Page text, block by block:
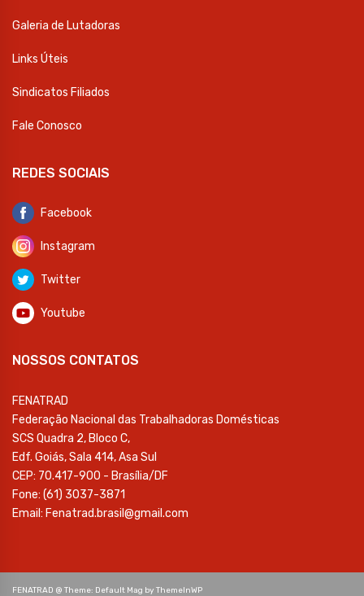
Galeria de Lutadoras
Links Úteis
Sindicatos Filiados
Fale Conosco
REDES SOCIAIS
Facebook
Instagram
Twitter
Youtube
NOSSOS CONTATOS
FENATRAD
Federação Nacional das Trabalhadoras Domésticas
SCS Quadra 2, Bloco C,
Edf. Goiás, Sala 414, Asa Sul
CEP: 70.417-900 - Brasília/DF
Fone: (61) 3037-3871
Email: Fenatrad.brasil@gmail.com
FENATRAD @ Theme: Default Mag by ThemeInWP